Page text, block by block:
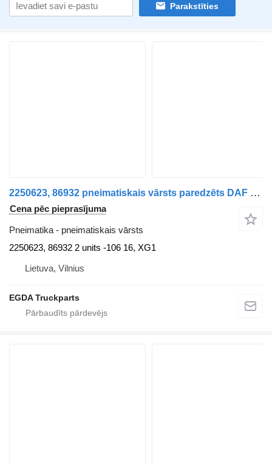
Parakstīties
2250623, 86932 pneimatiskais vārsts paredzēts DAF XG 480 FT vilcēja
Cena pēc pieprasījuma
Pneimatika - pneimatiskais vārsts
2250623, 86932 2 units -106 16, XG1
Lietuva, Vilnius
EGDA Truckparts